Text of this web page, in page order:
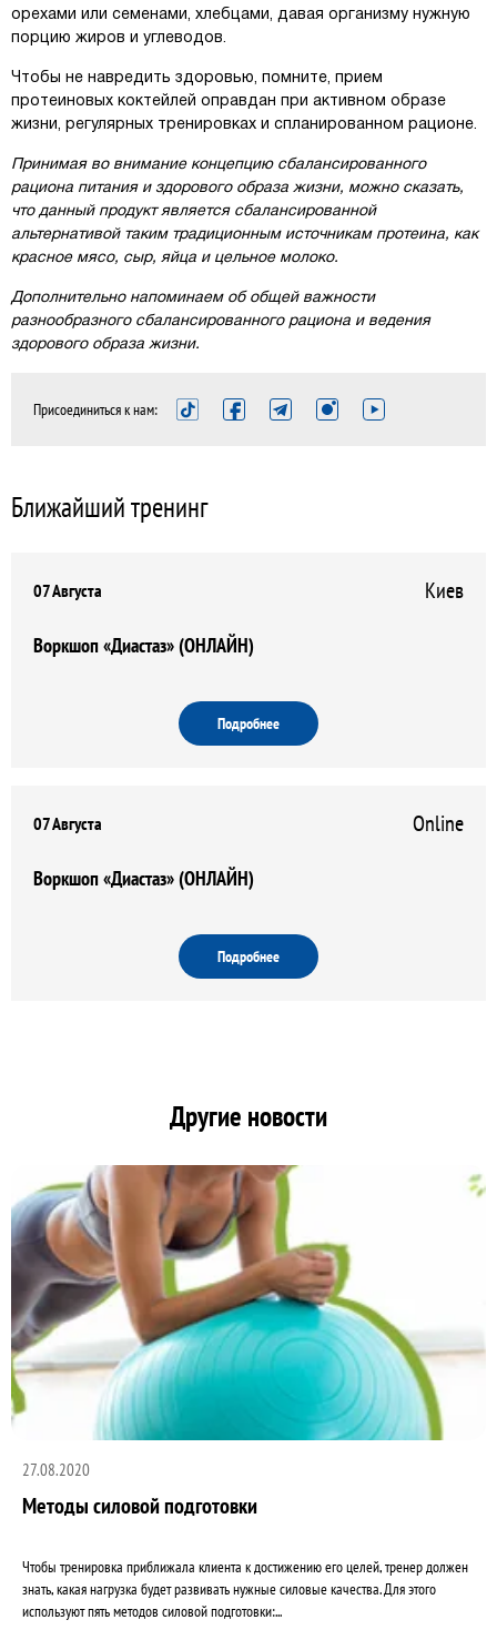
орехами или семенами, хлебцами, давая организму нужную
порцию жиров и углеводов.
Чтобы не навредить здоровью, помните, прием
протеиновых коктейлей оправдан при активном образе
жизни, регулярных тренировках и спланированном рационе.
Принимая во внимание концепцию сбалансированного
рациона питания и здорового образа жизни, можно сказать,
что данный продукт является сбалансированной
альтернативой таким традиционным источникам протеина, как
красное мясо, сыр, яйца и цельное молоко.
Дополнительно напоминаем об общей важности
разнообразного сбалансированного рациона и ведения
здорового образа жизни.
Присоединиться к нам:
Ближайший тренинг
07 Августа Киев
Воркшоп «Диастаз» (ОНЛАЙН)
Подробнее
07 Августа Online
Воркшоп «Диастаз» (ОНЛАЙН)
Подробнее
Другие новости
27.08.2020
Методы силовой подготовки
Чтобы тренировка приближала клиента к достижению его целей, тренер должен
знать, какая нагрузка будет развивать нужные силовые качества. Для этого
используют пять методов силовой подготовки:...